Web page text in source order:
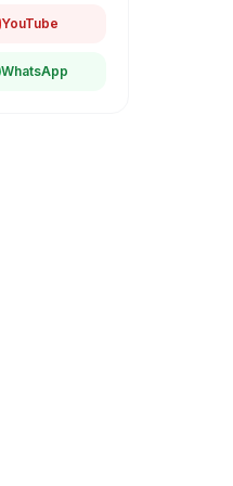
YouTube
WhatsApp